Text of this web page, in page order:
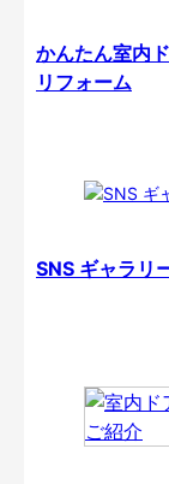
かんたん室内
リフォーム
SNS ギャラリ